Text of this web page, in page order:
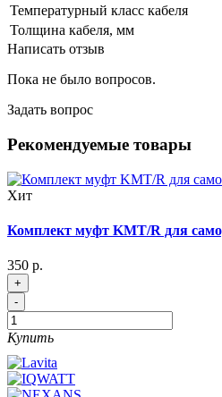
Температурный класс кабеля
Толщина кабеля, мм
Написать отзыв
Пока не было вопросов.
Задать вопрос
Рекомендуемые товары
Хит
Комплект муфт KMT/R для
350 р.
+
-
Купить